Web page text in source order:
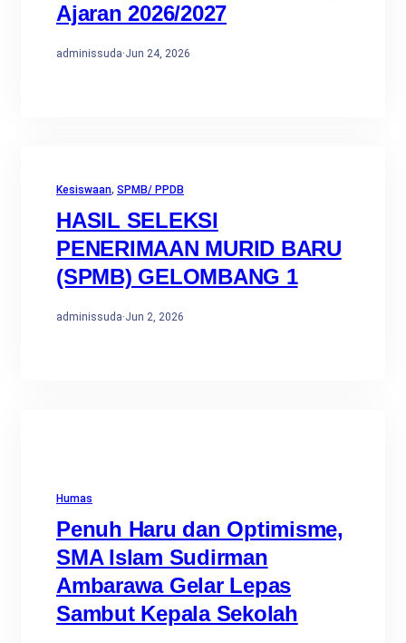
Ajaran 2026/2027
adminissuda·Jun 24, 2026
Kesiswaan, SPMB/ PPDB
HASIL SELEKSI
PENERIMAAN MURID BARU
(SPMB) GELOMBANG 1
adminissuda·Jun 2, 2026
Humas
Penuh Haru dan Optimisme,
SMA Islam Sudirman
Ambarawa Gelar Lepas
Sambut Kepala Sekolah